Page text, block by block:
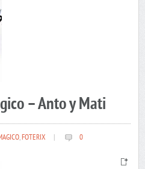
– Anto y Mati
,FOTERIX 0